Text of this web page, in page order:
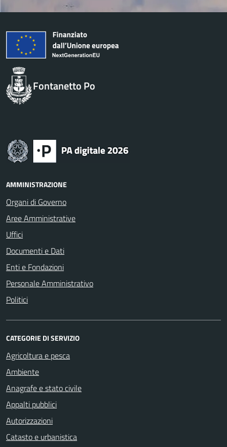
Fontanetto Po
AMMINISTRAZIONE
Organi di Governo
Aree Amministrative
Uffici
Documenti e Dati
Enti e Fondazioni
Personale Amministrativo
Politici
CATEGORIE DI SERVIZIO
Agricoltura e pesca
Ambiente
Anagrafe e stato civile
Appalti pubblici
Autorizzazioni
Catasto e urbanistica